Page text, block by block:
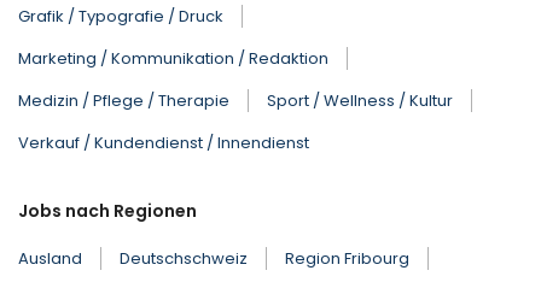
Grafik / Typografie / Druck
Marketing / Kommunikation / Redaktion
Medizin / Pflege / Therapie
Sport / Wellness / Kultur
Verkauf / Kundendienst / Innendienst
Jobs nach Regionen
Ausland Deutschschweiz
Region Fribourg